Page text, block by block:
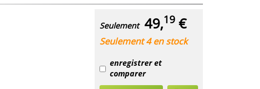
Seulement 49,19 €
Seulement 4 en stock
enregistrer et
comparer